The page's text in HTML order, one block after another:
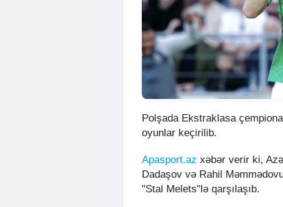
Polşada Ekstraklasa
oyunlar keçirilib.
Apasport.az xəbər verir ki,
Dadaşov və Rahil
"Stal Melets"lə qarşılaşıb.